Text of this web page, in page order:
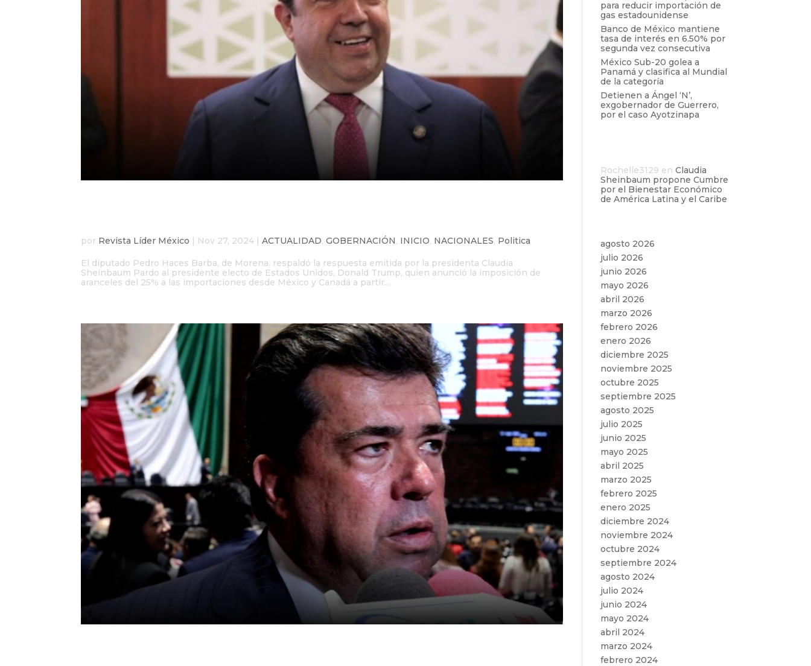
por Revista Líder México | Nov 27, 2024 |ACTUALIDAD,GOBERNACIÓN, INICIO, NACIONALES, Politica
El diputado Pedro Haces Barba, de Morena, respaldó la respuesta emitida por la presidenta Claudia
Sheinbaum Pardo al presidente electo de Estados Unidos, Donald Trump, quien anunció la imposición de
aranceles del 25% a las importaciones desde México y Canadá a partir...
para reducir importación de
gas estadounidense
Banco de México mantiene
tasa de interés en 6.50% por
segunda vez consecutiva
México Sub-20 golea a
Panamá y clasifica al Mundial
de la categoría
Detienen a Ángel ‘N’,
exgobernador de Guerrero,
por el caso Ayotzinapa
Rochelle3129 en Claudia
Sheinbaum propone Cumbre
por el Bienestar Económico
de América Latina y el Caribe
agosto 2026
julio 2026
junio 2026
mayo 2026
abril 2026
marzo 2026
febrero 2026
enero 2026
diciembre 2025
noviembre 2025
octubre 2025
septiembre 2025
agosto 2025
julio 2025
junio 2025
mayo 2025
abril 2025
marzo 2025
febrero 2025
enero 2025
diciembre 2024
noviembre 2024
octubre 2024
septiembre 2024
agosto 2024
julio 2024
junio 2024
mayo 2024
abril 2024
marzo 2024
febrero 2024